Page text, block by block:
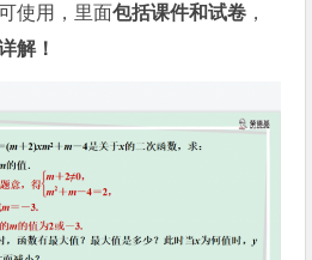
使用，里面包括课件和试卷 ，
解！